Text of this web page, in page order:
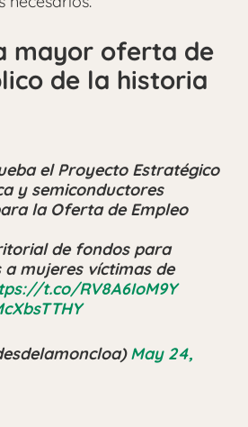
mayor oferta de
de la historia
el Proyecto Estratégico
y semiconductores
la Oferta de Empleo
de fondos para
mujeres víctimas de
t.co/RV8A6IoM9Y
May 24,